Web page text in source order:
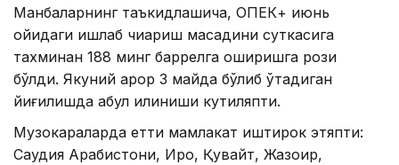
Манбаларнинг таъкидлашича, ОПЕК+ июнь
ойидаги ишлаб чиқариш мақсадини суткасига
тахминан 188 минг баррелга оширишга рози
бўлди. Якуний қарор 3 майда бўлиб ўтадиган
йиғилишда қабул қилиниши кутиляпти.
Музокараларда етти мамлакат иштирок этяпти:
Саудия Арабистони, Ироқ, Қувайт, Жазоир,